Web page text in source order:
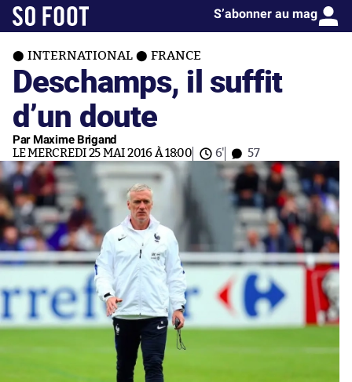
S’abonner au mag
INTERNATIONAL FRANCE
Deschamps, il suffit
d’un doute
Par Maxime Brigand
LE MERCREDI 25 MAI 2016 À 18:00 6' 57